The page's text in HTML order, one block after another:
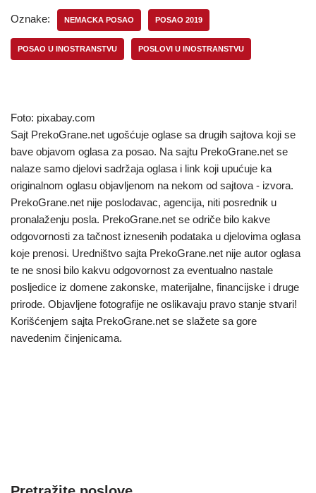
Oznake: NEMACKA POSAO POSAO 2019
POSAO U INOSTRANSTVU POSLOVI U INOSTRANSTVU
Foto: pixabay.com
Sajt PrekoGrane.net ugošćuje oglase sa drugih sajtova koji se
bave objavom oglasa za posao. Na sajtu PrekoGrane.net se
nalaze samo djelovi sadržaja oglasa i link koji upućuje ka
originalnom oglasu objavljenom na nekom od sajtova - izvora.
PrekoGrane.net nije poslodavac, agencija, niti posrednik u
pronalaženju posla. PrekoGrane.net se odriče bilo kakve
odgovornosti za tačnost iznesenih podataka u djelovima oglasa
koje prenosi. Uredništvo sajta PrekoGrane.net nije autor oglasa
te ne snosi bilo kakvu odgovornost za eventualno nastale
posljedice iz domene zakonske, materijalne, financijske i druge
prirode. Objavljene fotografije ne oslikavaju pravo stanje stvari!
Korišćenjem sajta PrekoGrane.net se slažete sa gore
navedenim činjenicama.